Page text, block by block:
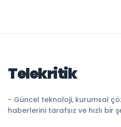
Telekritik
- Güncel teknoloji, kurumsal
haberlerini tarafsız ve hızlı bir